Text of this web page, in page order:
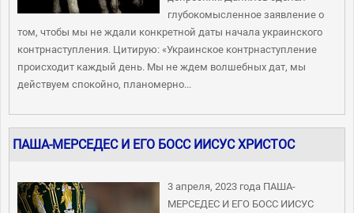
глубокомысленное заявление о
том, чтобы мы не ждали конкретной даты начала украинского
контрнаступления. Цитирую: «Украинское контрнаступление
происходит каждый день. Мы не ждем волшебных дат, мы
действуем спокойно, планомерно...
ПАША-МЕРСЕДЕС И ЕГО БОСС ИИСУС ХРИСТОС
3 апреля, 2023 года ПАША-
МЕРСЕДЕС И ЕГО БОСС ИИСУС